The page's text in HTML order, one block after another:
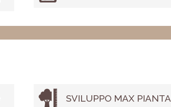
SVILUPPO MAX PIANTA